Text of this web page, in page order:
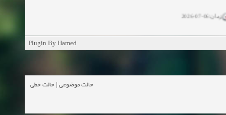
Plugin By Hamed
حالت موضوعی حالت خطی